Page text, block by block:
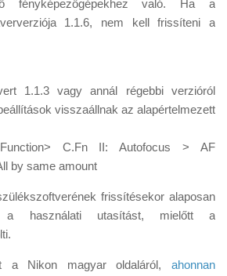
fényképezőgépekhez való. Ha a
1.1.6, nem kell frissíteni a
1.1.3 vagy annál régebbi verzióról
visszaállnak az alapértelmezett
C.Fn II: Autofocus > AF
by same amount
frissítésekor alaposan
a használati utasítást, mielőtt a
a Nikon magyar oldaláról,ahonnan